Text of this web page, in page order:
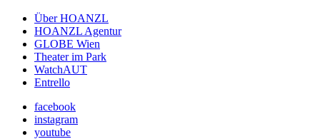
Über HOANZL
HOANZL Agentur
GLOBE Wien
Theater im Park
WatchAUT
Entrello
facebook
instagram
youtube